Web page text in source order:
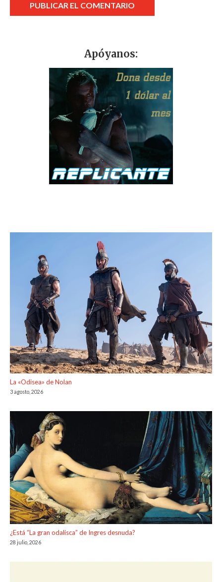
Apóyanos:
La «Odisea» de Nolan
3 agosto, 2026
¿Está “La gran odalisca” de Ingres desnuda?
28 julio, 2026